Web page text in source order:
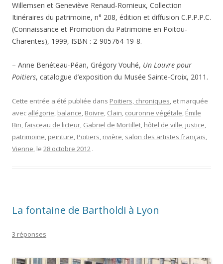
Willemsen et Geneviève Renaud-Romieux, Collection
Itinéraires du patrimoine, n° 208, édition et diffusion C.P.P.P.C.
(Connaissance et Promotion du Patrimoine en Poitou-
Charentes), 1999, ISBN : 2-905764-19-8.
– Anne Benéteau-Péan, Grégory Vouhé, Un Louvre pour
Poitiers, catalogue d’exposition du Musée Sainte-Croix, 2011.
Cette entrée a été publiée dans Poitiers, chroniques, et marquée
avec allégorie, balance, Boivre, Clain, couronne végétale, Émile
Bin,faisceau de licteur, Gabriel de Mortillet, hôtel de ville, justice,
patrimoine, peinture, Poitiers, rivière, salon des artistes français,
Vienne, le 28 octobre 2012 .
La fontaine de Bartholdi à Lyon
3 réponses